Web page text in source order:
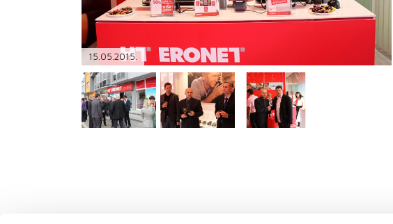
15.05.2015.